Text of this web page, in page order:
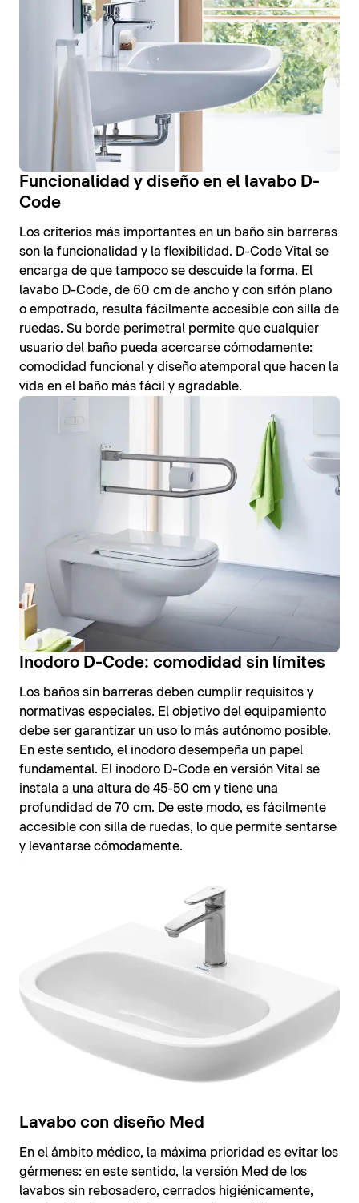
Funcionalidad y diseño en el lavabo D-
Code
Los criterios más importantes en un baño sin barreras
son la funcionalidad y la flexibilidad. D-Code Vital se
encarga de que tampoco se descuide la forma. El
lavabo D-Code, de 60 cm de ancho y con sifón plano
o empotrado, resulta fácilmente accesible con silla de
ruedas. Su borde perimetral permite que cualquier
usuario del baño pueda acercarse cómodamente:
comodidad funcional y diseño atemporal que hacen la
vida en el baño más fácil y agradable.
Inodoro D-Code: comodidad sin límites
Los baños sin barreras deben cumplir requisitos y
normativas especiales. El objetivo del equipamiento
debe ser garantizar un uso lo más autónomo posible.
En este sentido, el inodoro desempeña un papel
fundamental. El inodoro D-Code en versión Vital se
instala a una altura de 45-50 cm y tiene una
profundidad de 70 cm. De este modo, es fácilmente
accesible con silla de ruedas, lo que permite sentarse
y levantarse cómodamente.
Lavabo con diseño Med
En el ámbito médico, la máxima prioridad es evitar los
gérmenes: en este sentido, la versión Med de los
lavabos sin rebosadero, cerrados higiénicamente,